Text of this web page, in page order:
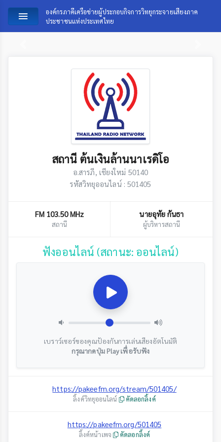
องค์กรภาคีเครือข่ายผู้ประกอบกิจการวิทยุกระจายเสียงภาค
ประชาชนแห่งประเทศไทย
สถานี ต้นเงินล้านนาเรดิโอ
อ.สารภี, เชียงใหม่ 50140
รหัสวิทยุออนไลน์ : 501405
FM 103.50 MHz
สถานี
นายอุทัย กันธา
ผู้บริหารสถานี
ฟังออนไลน์ (สถานะ: ออนไลน์)
เบราว์เซอร์ของคุณป้องกันการเล่นเสียงอัตโนมัติ
กรุณากดปุ่ม Play เพื่อรับฟัง
https://pakeefm.org/stream/501405/
ลิ้งค์วิทยุออนไลน์ คัดลอกลิ้งค์
https://pakeefm.org/501405
ลิ้งค์หน้าเพจ คัดลอกลิ้งค์